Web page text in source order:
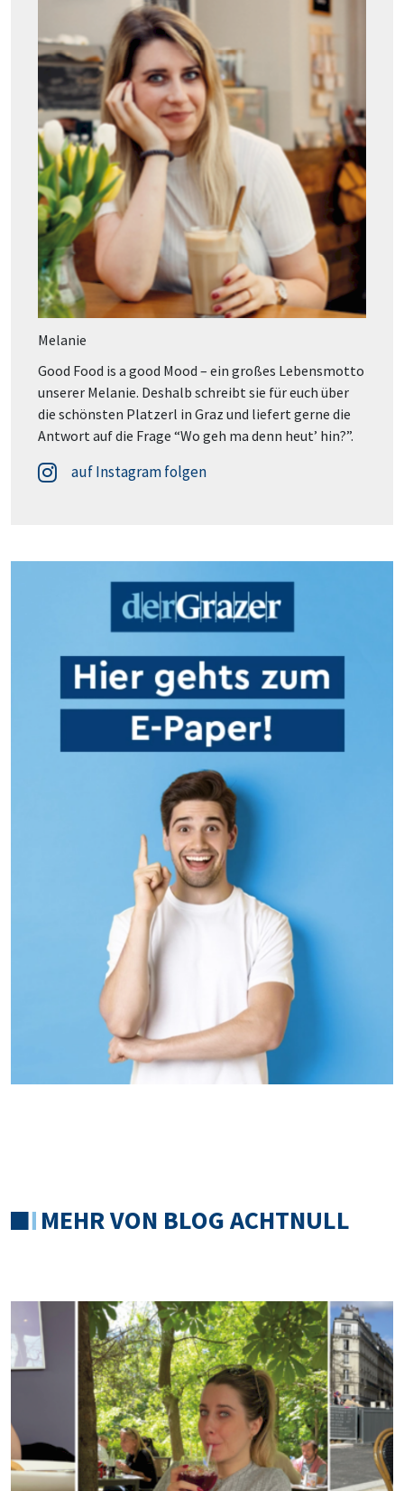
Melanie
Good Food is a good Mood – ein großes Lebensmotto
unserer Melanie. Deshalb schreibt sie für euch über
die schönsten Platzerl in Graz und liefert gerne die
Antwort auf die Frage “Wo geh ma denn heut’ hin?”.
auf Instagram folgen
MEHR VON BLOG ACHTNULL